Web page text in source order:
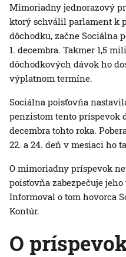
Mimoriadny jednorazový
ktorý schválil parlament k
dôchodku, začne Sociálna
1. decembra. Takmer 1,5
dôchodkových dávok ho
výplatnom termíne.
Sociálna poisťovňa
penzistom tento príspevok
decembra tohto roka.
22. a 24. deň v mesiaci ho
O mimoriadny príspevok
poisťovňa zabezpečuje
Informoval o tom hovorca
Kontúr.
O